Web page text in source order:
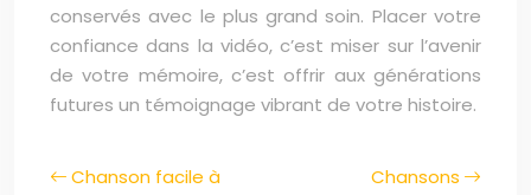
conservés avec le plus grand soin. Placer votre
confiance dans la vidéo, c’est miser sur l’avenir
de votre mémoire, c’est offrir aux générations
futures un témoignage vibrant de votre histoire.
Chanson facile à
Chansons